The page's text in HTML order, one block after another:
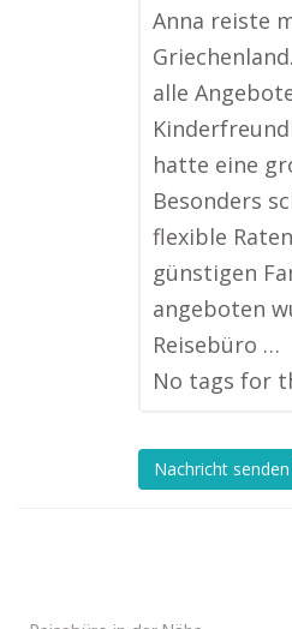
Anna reiste
alle
hatte eine
Besonders
flexible
günstigen
angeboten
Reisebüro …
No tags for
Nachricht senden